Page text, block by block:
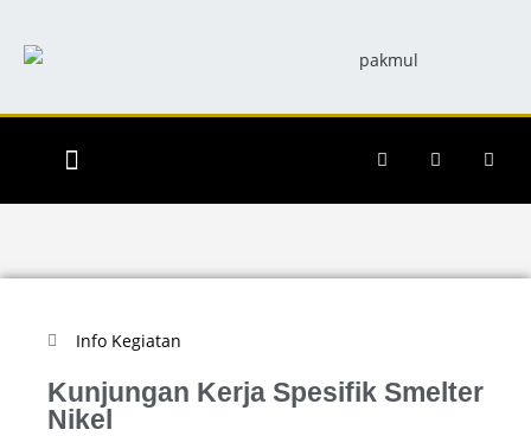
Info Kegiatan
Kunjungan Kerja Spesifik Smelter
Nikel